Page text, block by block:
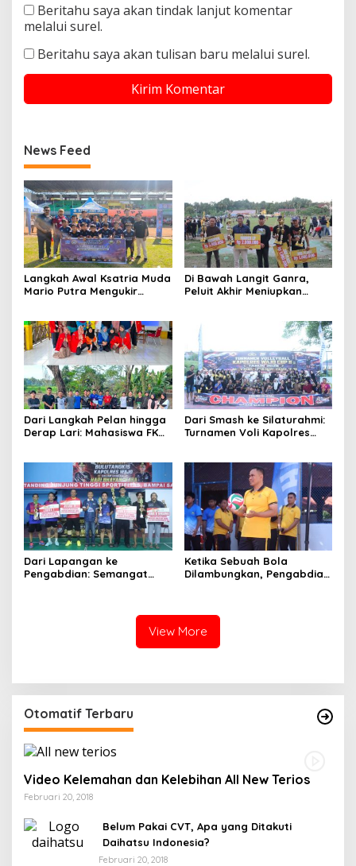
Beritahu saya akan tindak lanjut komentar
melalui surel.
Beritahu saya akan tulisan baru melalui surel.
News Feed
Langkah Awal Ksatria Muda
Mario Putra Mengukir
Di Bawah Langit Ganra,
Peluit Akhir Meniupkan
Dari Langkah Pelan hingga
Derap Lari: Mahasiswa FKM
Dari Smash ke Silaturahmi:
Turnamen Voli Kapolres
Bhayangkara ke-80
Dari Lapangan ke
Pengabdian: Semangat
Ketika Sebuah Bola
Dilambungkan, Pengabdian
View More
Otomatif Terbaru
Video Kelemahan dan Kelebihan All New Terios
Februari 20, 2018
Belum Pakai CVT, Apa yang Ditakuti
Daihatsu Indonesia?
Februari 20, 2018